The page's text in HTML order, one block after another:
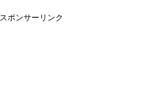
スポンサーリンク